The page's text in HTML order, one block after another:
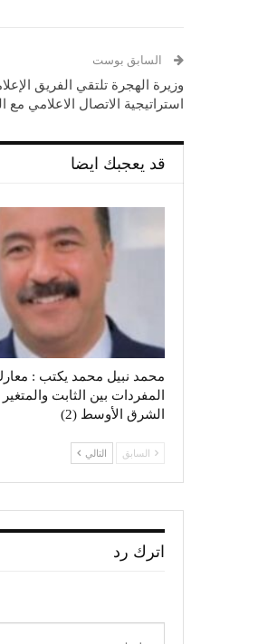
السابق بوست
وزيرة الهجرة تلتقي الفريق
استراتيجية الاتصال الاعلامي مع
قد يعجبك ايضا
محمد نبيل محمد يكتب :
المفردات بين الثابت
الشرق الأوسط (2)
السابق التالي
اترك رد